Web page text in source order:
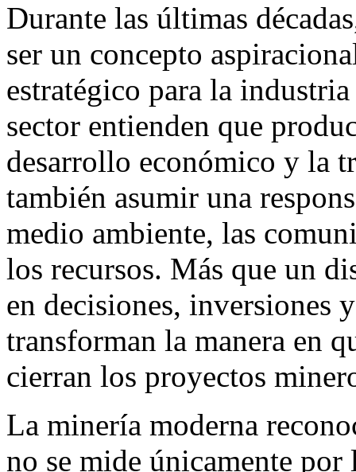
Durante las últimas
ser un concepto
estratégico para la
sector entienden que
desarrollo económico y la
también asumir una
medio ambiente, las
los recursos. Más que un
en decisiones, inversiones
transforman la manera en
cierran los proyectos
La minería moderna
no se mide únicamente por